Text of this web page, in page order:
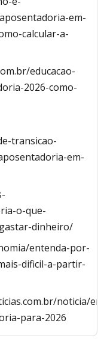
em-
calcular-a-
educacao-
2026-como-
transicao-
em-
o-que-
dinheiro/
entenda-por-
dificil-a-partir-
noticia/
para-2026